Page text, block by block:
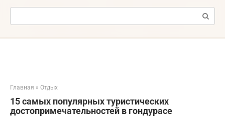
Поиск:
Главная » Отдых
15 самых популярных туристических
достопримечательностей в гондурасе